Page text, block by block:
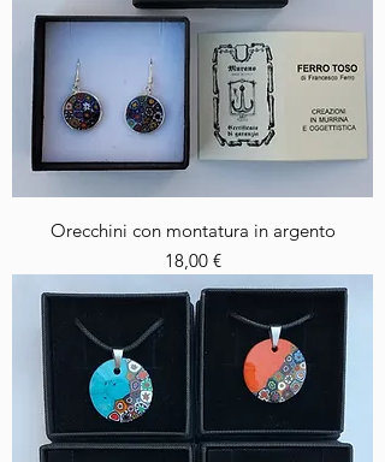
Orecchini con montatura in argento
Prezzo
18,00 €